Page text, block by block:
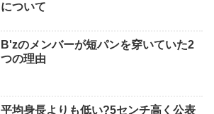
について
B'zのメンバーが短パンを穿いていた2
つの理由
平均身長よりも低い?5センチ高く公表